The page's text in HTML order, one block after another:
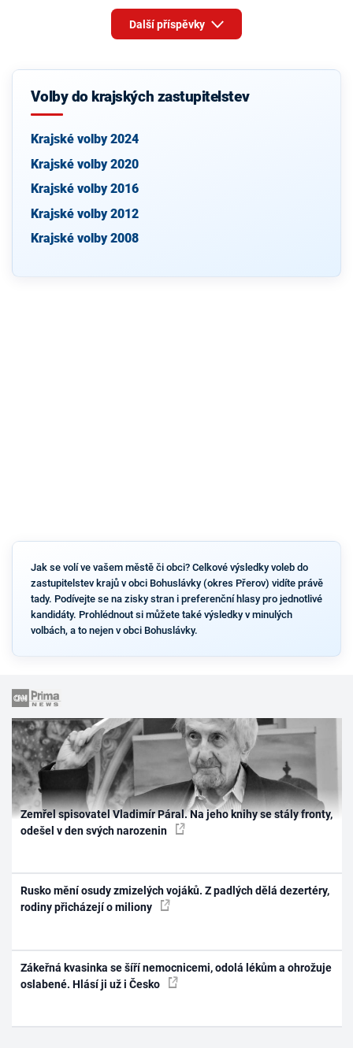
Další příspěvky
Volby do krajských zastupitelstev
Krajské volby 2024
Krajské volby 2020
Krajské volby 2016
Krajské volby 2012
Krajské volby 2008
Jak se volí ve vašem městě či obci? Celkové výsledky voleb do
zastupitelstev krajů v obci Bohuslávky (okres Přerov) vidíte právě
tady. Podívejte se na zisky stran i preferenční hlasy pro jednotlivé
kandidáty. Prohlédnout si můžete také výsledky v minulých
volbách, a to nejen v obci Bohuslávky.
Zemřel spisovatel Vladimír Páral. Na jeho knihy se stály fronty,
odešel v den svých narozenin
Rusko mění osudy zmizelých vojáků. Z padlých dělá dezertéry,
rodiny přicházejí o miliony
Zákeřná kvasinka se šíří nemocnicemi, odolá lékům a ohrožuje
oslabené. Hlásí ji už i Česko